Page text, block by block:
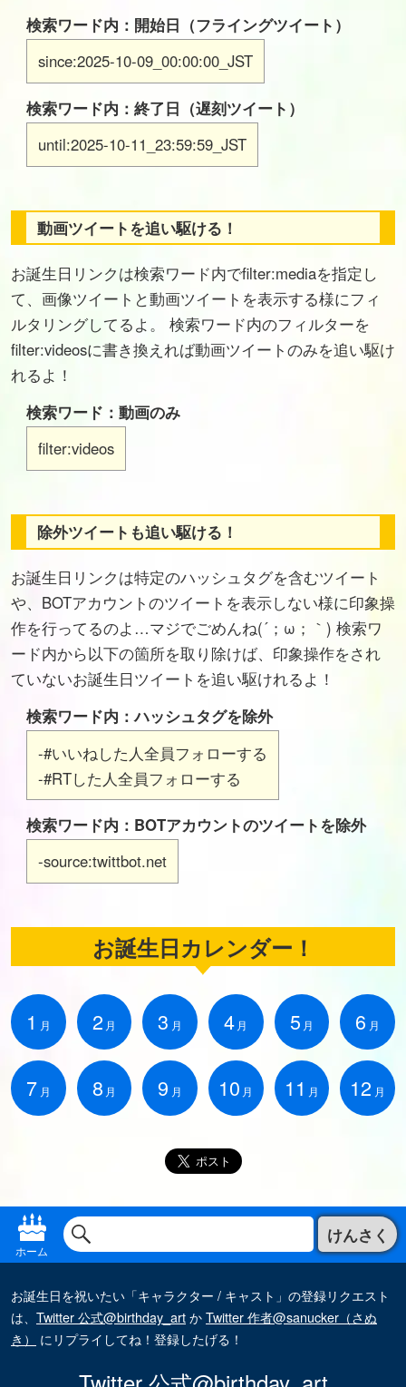
検索ワード内：開始日（フライングツイート）
since:2025-10-09_00:00:00_JST
検索ワード内：終了日（遅刻ツイート）
until:2025-10-11_23:59:59_JST
動画ツイートを追い駆ける！
お誕生日リンクは検索ワード内でfilter:mediaを指定し
て、画像ツイートと動画ツイートを表示する様にフィ
ルタリングしてるよ。 検索ワード内のフィルターを
filter:videosに書き換えれば動画ツイートのみを追い駆け
れるよ！
検索ワード：動画のみ
filter:videos
除外ツイートも追い駆ける！
お誕生日リンクは特定のハッシュタグを含むツイート
や、BOTアカウントのツイートを表示しない様に印象操
作を行ってるのよ…マジでごめんね(´；ω；｀) 検索ワ
ード内から以下の箇所を取り除けば、印象操作をされ
ていないお誕生日ツイートを追い駆けれるよ！
検索ワード内：ハッシュタグを除外
-#いいねした人全員フォローする
-#RTした人全員フォローする
検索ワード内：BOTアカウントのツイートを除外
-source:twittbot.net
お誕生日カレンダー！
1 月 2 月 3 月 4 月 5 月 6 月
7 月 8 月 9 月 10 月 11 月 12 月
ホーム
けんさく
お誕生日を祝いたい「キャラクター / キャスト」の登録リクエスト
は、 Twitter 公式@birthday_artかTwitter 作者@sanucker（さぬ
き）
にリプライしてね！登録したげる！